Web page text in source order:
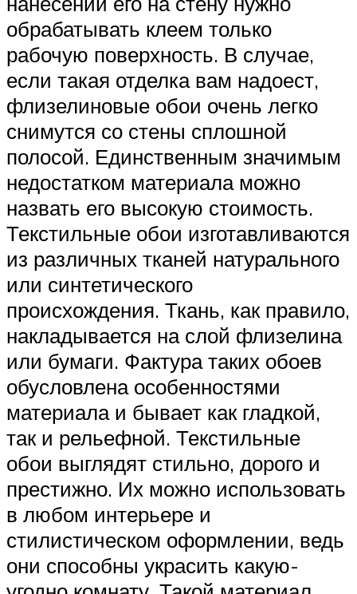
обрабатывать клеем только
рабочую поверхность. В случае,
если такая отделка вам надоест,
флизелиновые обои очень легко
снимутся со стены сплошной
полосой. Единственным значимым
недостатком материала можно
назвать его высокую стоимость.
Текстильные обои изготавливаются
из различных тканей натурального
или синтетического
происхождения. Ткань, как правило,
накладывается на слой флизелина
или бумаги. Фактура таких обоев
обусловлена особенностями
материала и бывает как гладкой,
так и рельефной. Текстильные
обои выглядят стильно, дорого и
престижно. Их можно использовать
в любом интерьере и
стилистическом оформлении, ведь
они способны украсить какую-